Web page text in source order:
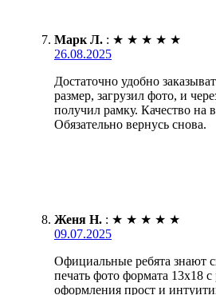
Марк Л. : ★ ★ ★ ★ ★
26.08.2025
Достаточно удобно
размер, загрузил фото, и
получил рамку. Качество на
Обязательно вернусь снова.
Женя Н. : ★ ★ ★ ★ ★
09.07.2025
Официальные ребята знают
печать фото формата 13х18
оформления прост и